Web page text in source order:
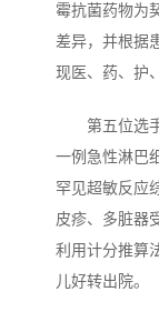
霉抗菌药物为
差异，并根据
现医、药、护
第五位选
一例急性淋巴
罕见超敏反应
皮疹、多脏器
利用计分推算
儿好转出院。